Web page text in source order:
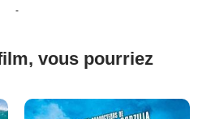
-
vous pourriez